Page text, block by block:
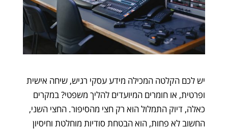
יש לכם הקלטה המכילה מידע עסקי רגיש, שיחה אישית
ופרטית, או חומרים המיועדים להליך משפטי? במקרים
כאלה, דיוק התמלול הוא רק חצי מהסיפור. החצי השני,
החשוב לא פחות, הוא הבטחת סודיות מוחלטת וחיסיון